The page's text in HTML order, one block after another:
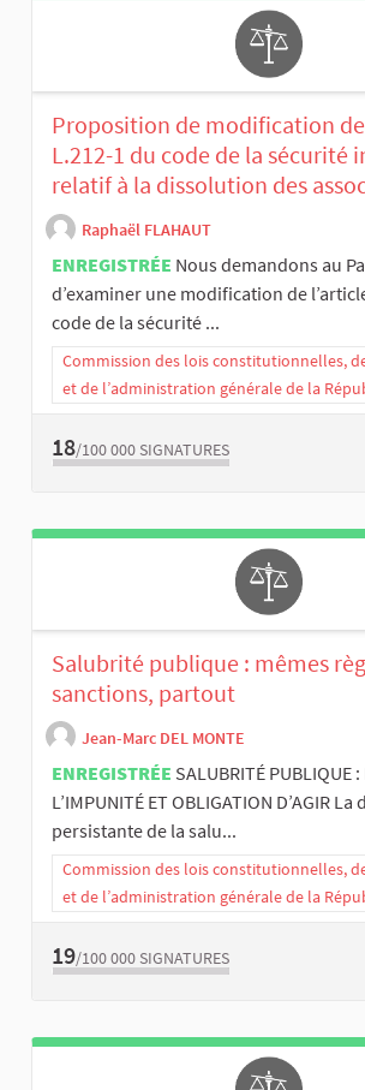
Proposition de modification
L.212-1 du code de la sécurité
relatif à la dissolution des
Raphaël FLAHAUT
ENREGISTRÉE Nous demandons au
d’examiner une modification de
code de la sécurité ...
Commission des lois constitutionnelles,
et de l’administration générale de la
18/100 000 SIGNATURES
Salubrité publique : mêmes
sanctions, partout
Jean-Marc DEL MONTE
ENREGISTRÉE SALUBRITÉ PUBLIQUE :
L’IMPUNITÉ ET OBLIGATION D’AGIR
persistante de la salu...
Commission des lois constitutionnelles,
et de l’administration générale de la
19/100 000 SIGNATURES